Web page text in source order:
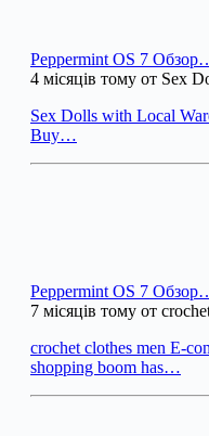
Peppermint OS 7
4 місяців тому от Sex
Sex Dolls with Local
Buy…
Peppermint OS 7
7 місяців тому от
crochet clothes men E-
shopping boom has…